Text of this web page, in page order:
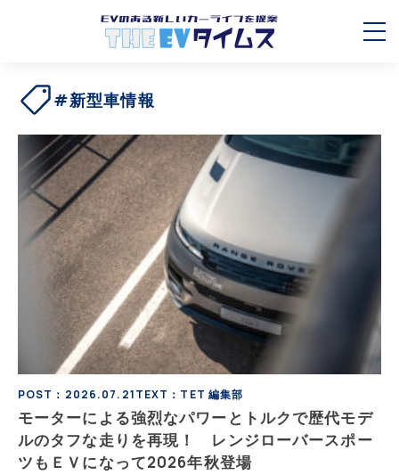
#新型車情報
POST：2026.07.21TEXT：TET 編集部
モーターによる強烈なパワーとトルクで歴代モデ
ルのタフな走りを再現！ レンジローバースポー
ツもＥＶになって2026年秋登場